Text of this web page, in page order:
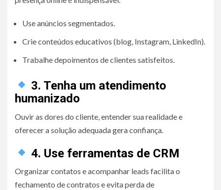
Use anúncios segmentados.
Crie conteúdos educativos (blog, Instagram, LinkedIn).
Trabalhe depoimentos de clientes satisfeitos.
3. Tenha um atendimento
humanizado
Ouvir as dores do cliente, entender sua realidade e
oferecer a solução adequada gera confiança.
4. Use ferramentas de CRM
Organizar contatos e acompanhar leads facilita o
fechamento de contratos e evita perda de